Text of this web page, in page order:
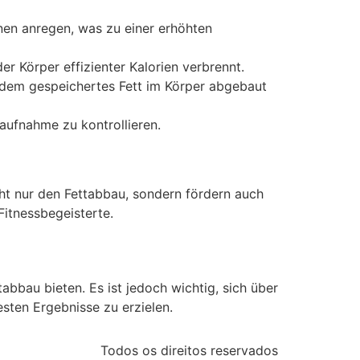
anregen, was zu einer erhöhten
Körper effizienter Kalorien verbrennt.
gespeichertes Fett im Körper abgebaut
zu kontrollieren.
nur den Fettabbau, sondern fördern auch
bieten. Es ist jedoch wichtig, sich über
Ergebnisse zu erzielen.
Todos os direitos reservados